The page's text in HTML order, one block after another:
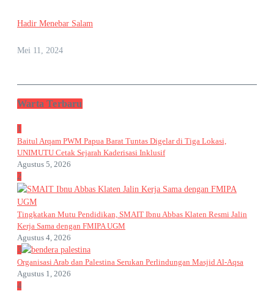
Hadir Menebar Salam
Mei 11, 2024
Warta Terbaru
1
Baitul Arqam PWM Papua Barat Tuntas Digelar di Tiga Lokasi,
UNIMUTU Cetak Sejarah Kaderisasi Inklusif
Agustus 5, 2026
2
Tingkatkan Mutu Pendidikan, SMAIT Ibnu Abbas Klaten Resmi Jalin
Kerja Sama dengan FMIPA UGM
Agustus 4, 2026
3
Organisasi Arab dan Palestina Serukan Perlindungan Masjid Al-Aqsa
Agustus 1, 2026
4